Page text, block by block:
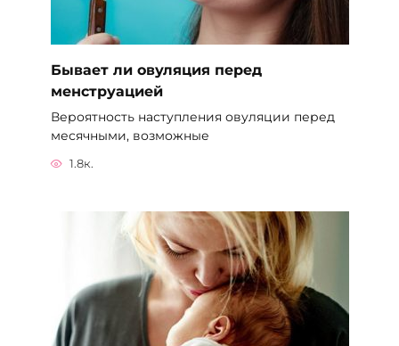
Бывает ли овуляция перед
менструацией
Вероятность наступления овуляции перед
месячными, возможные
1.8к.